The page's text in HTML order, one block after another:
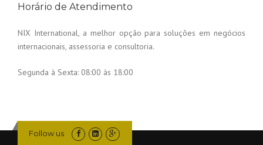
Horário de Atendimento
NIX International, a melhor opção para soluções em negócios
internacionais, assessoria e consultoria.
Segunda à Sexta: 08:00 às 18:00
Follow us